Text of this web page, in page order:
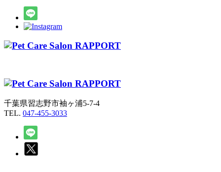
千葉県習志野市袖ヶ浦5-7-4
TEL. 047-455-3033